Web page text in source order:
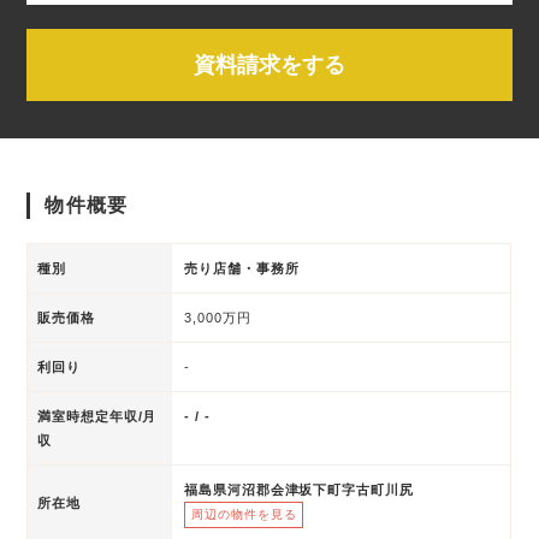
資料請求をする
物件概要
種別 売り店舗・事務所
販売価格 3,000万円
利回り -
満室時想定年収/月
収
- / -
所在地
福島県河沼郡会津坂下町字古町川尻
周辺の物件を見る